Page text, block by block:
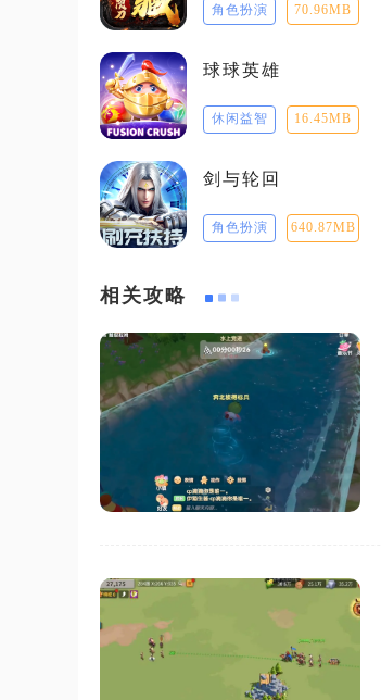
角色扮演 70.96MB
球球英雄
休闲益智 16.45MB
剑与轮回
角色扮演 640.87MB
相关攻略